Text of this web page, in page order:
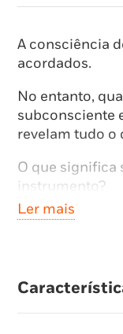
A consciência
acordados.
No entanto,
subconsciente
revelam tudo o
O que significa
instrumento?
E se sonhar
encontrar.
Ler mais